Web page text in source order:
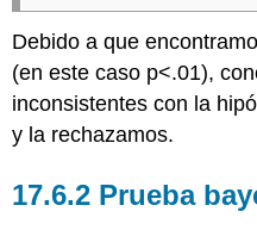
Debido a que
(en este caso p<.01),
inconsistentes con la
y la rechazamos.
Prueba